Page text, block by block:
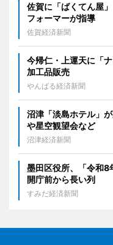
佐賀に「ばくてん屋
フォーマーが指導
佐賀経済新聞
今帰仁・上運天に「
加工品販売
やんばる経済新聞
沼津「淡島ホテル」
や星空観望会など
沼津経済新聞
墨田区役所、「令和
開庁前から長い列
すみだ経済新聞